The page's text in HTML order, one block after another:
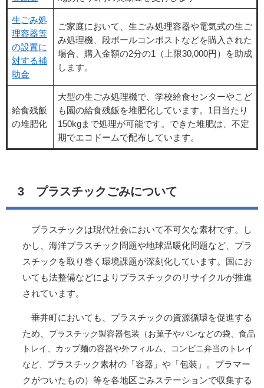
生ごみ処
理容器等
の設置に
対する補
助金
ご家庭において、生ごみ処理容器や電気式の生ご
み処理機、段ボールコンポストなどを購入された
場合、購入金額の2分の1（上限30,000円）を助成
します。
給食残飯
の堆肥化
大型の生ごみ処理機で、学校給食センターやこど
も園の給食残飯を堆肥化しています。1日当たり
150kgまで処理が可能です。できた堆肥は、不定
期でエコドームで配布しています。
3 プラスチックごみについて
プラスチックは現代社会において不可欠な素材です。し
かし、海洋プラスチック問題や地球温暖化問題など、プラ
スチックを取り巻く環境課題が深刻化しています。国にお
いても法整備などによりプラスチックのリサイクルが推進
されています。
垂井町においても、プラスチックの資源循環を促進する
ため、 プラスチック製容器包装（お菓子やパンなどの袋、食品
トレイ、カップ麺の容器や外フィルム、コンビニ弁当のトレイ
など、 プラスチック素材の「容器」や「包装」。プラマー
クがついたもの）等を各地区ごみステーションで収集する